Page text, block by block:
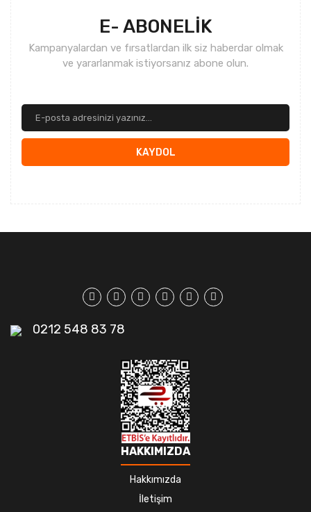
E- ABONELİK
Kampanyalardan ve fırsatlardan ilk siz haberdar olmak
ve yararlanmak istiyorsanız abone olun.
KAYDOL
0212 548 83 78
HAKKIMIZDA
Hakkımızda
İletişim